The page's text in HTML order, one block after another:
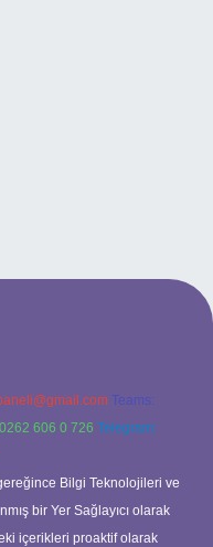
Teams:
606 0 726 Telegram:
Bilgi Teknolojileri ve
bir Yer Sağlayıcı olarak
içerikleri proaktif olarak